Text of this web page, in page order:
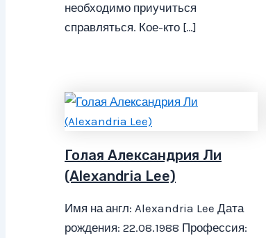
необходимо приучиться
справляться. Кое-кто […]
Голая Александрия Ли
(Alexandria Lee)
Имя на англ: Alexandria Lee Дата
рождения: 22.08.1988 Профессия: